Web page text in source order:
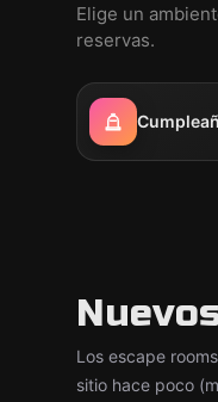
Elige un
reservas.
Los escape
sitio hace poco